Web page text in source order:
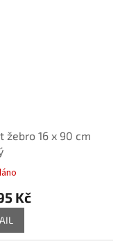
žebro 16 x 90 cm
Kč